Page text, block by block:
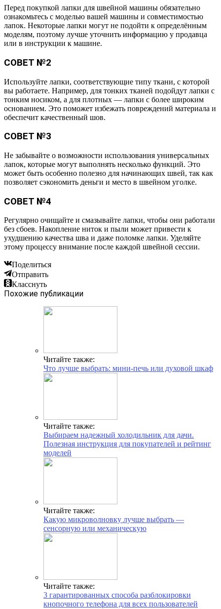
Перед покупкой лапки для швейной машины обязательно
ознакомьтесь с моделью вашей машины и совместимостью
лапок. Некоторые лапки могут не подойти к определённым
моделям, поэтому лучше уточнить информацию у продавца
или в инструкции к машине.
СОВЕТ №2
Используйте лапки, соответствующие типу ткани, с которой
вы работаете. Например, для тонких тканей подойдут лапки с
тонким носиком, а для плотных — лапки с более широким
основанием. Это поможет избежать повреждений материала и
обеспечит качественный шов.
СОВЕТ №3
Не забывайте о возможности использования универсальных
лапок, которые могут выполнять несколько функций. Это
может быть особенно полезно для начинающих швей, так как
позволяет сэкономить деньги и место в швейном уголке.
СОВЕТ №4
Регулярно очищайте и смазывайте лапки, чтобы они работали
без сбоев. Накопление ниток и пыли может привести к
ухудшению качества шва и даже поломке лапки. Уделяйте
этому процессу внимание после каждой швейной сессии.
Поделиться
Отправить
Класснуть
Похожие публикации
Читайте также:
Что лучше выбрать: мини-печь или духовой шкаф
Читайте также:
Выбираем надежный холодильник для дачи.
Полезная инструкция для покупателей и рейтинг
моделей
Читайте также:
Какую микроволновку лучше выбрать —
сенсорную или механическую
Читайте также:
3 гарантированных способа разблокировки
кнопочного телефона для всех пользователей